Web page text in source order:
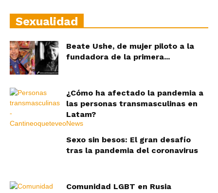
Sexualidad
Beate Ushe, de mujer piloto a la
fundadora de la primera...
¿Cómo ha afectado la pandemia a
las personas transmasculinas en
Latam?
Sexo sin besos: El gran desafío
tras la pandemia del coronavirus
Comunidad LGBT en Rusia